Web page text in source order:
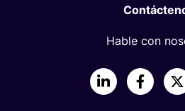
Hable con
LinkedInFacebook X